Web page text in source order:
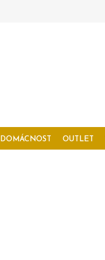
DOMÁCNOST OUTLET